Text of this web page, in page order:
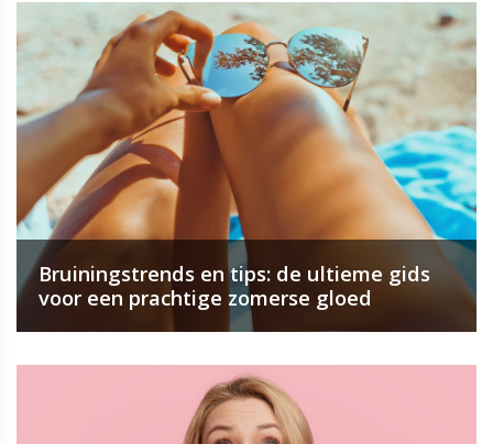
Bruiningstrends en tips: de ultieme gids
voor een prachtige zomerse gloed